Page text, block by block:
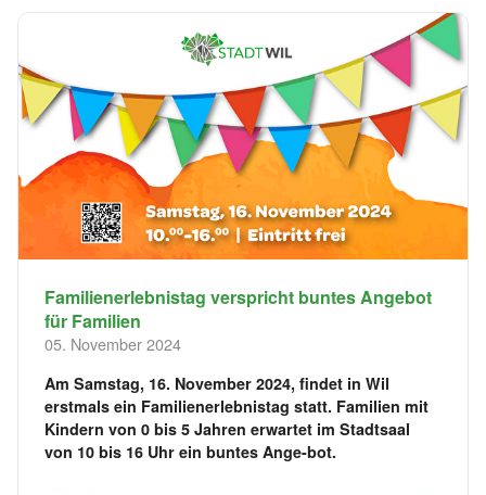
Familienerlebnistag verspricht buntes Angebot
für Familien
05. November 2024
Am Samstag, 16. November 2024, findet in Wil
erstmals ein Familienerlebnistag statt. Familien mit
Kindern von 0 bis 5 Jahren erwartet im Stadtsaal
von 10 bis 16 Uhr ein buntes Ange-bot.